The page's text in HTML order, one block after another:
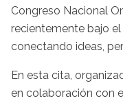
Congreso Nacional
recientemente bajo
conectando ideas,
En esta cita,
en colaboración con